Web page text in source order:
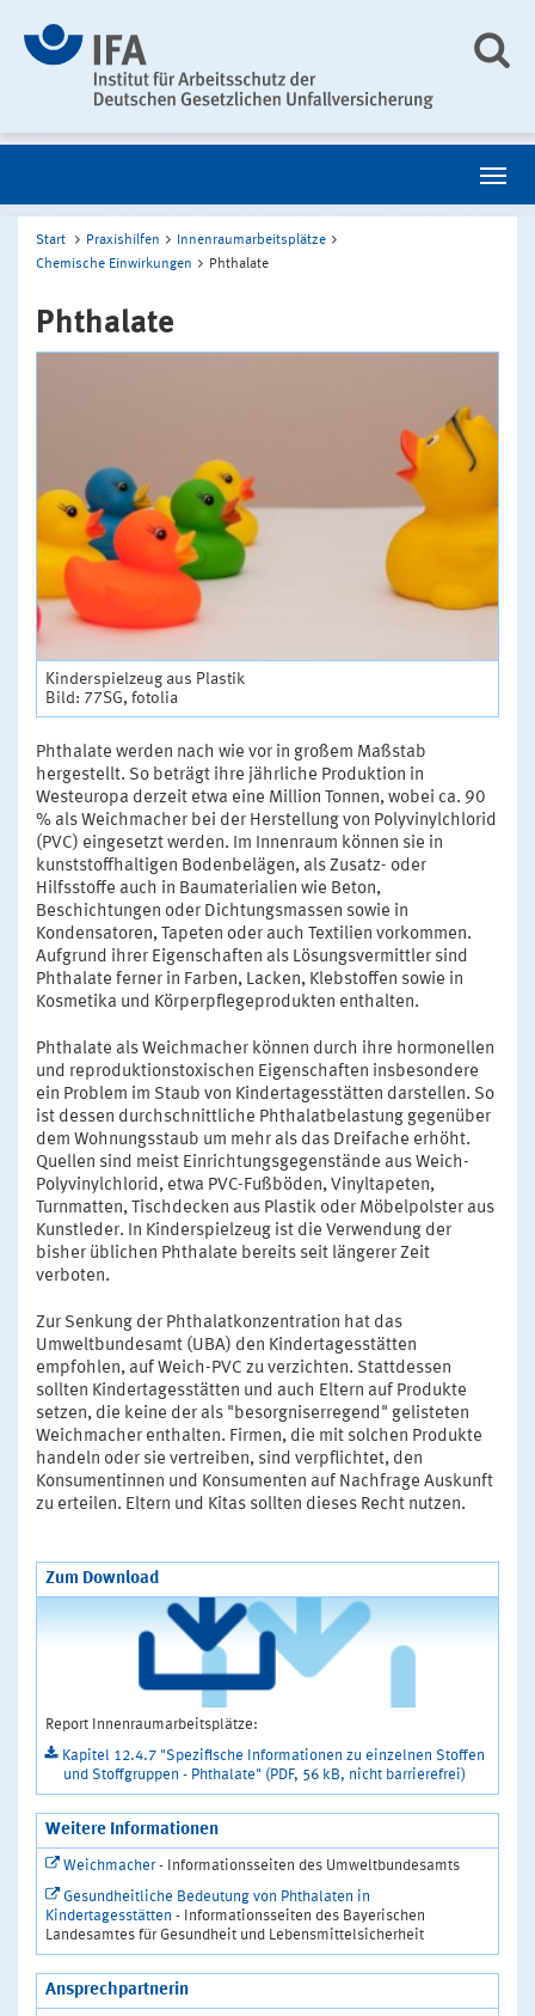
Start Praxishilfen
Innenraumarbeitsplätze
Chemische Einwirkungen
Phthalate
Phthalate
Kinderspielzeug aus Plastik
Bild: 77SG, fotolia
Phthalate werden nach wie vor in großem Maßstab
hergestellt. So beträgt ihre jährliche Produktion in
Westeuropa derzeit etwa eine Million Tonnen, wobei ca. 90
% als Weichmacher bei der Herstellung von Polyvinylchlorid
(PVC) eingesetzt werden. Im Innenraum können sie in
kunststoffhaltigen Bodenbelägen, als Zusatz- oder
Hilfsstoffe auch in Baumaterialien wie Beton,
Beschichtungen oder Dichtungsmassen sowie in
Kondensatoren, Tapeten oder auch Textilien vorkommen.
Aufgrund ihrer Eigenschaften als Lösungsvermittler sind
Phthalate ferner in Farben, Lacken, Klebstoffen sowie in
Kosmetika und Körperpflegeprodukten enthalten.
Phthalate als Weichmacher können durch ihre hormonellen
und reproduktionstoxischen Eigenschaften insbesondere
ein Problem im Staub von Kindertagesstätten darstellen. So
ist dessen durchschnittliche Phthalatbelastung gegenüber
dem Wohnungsstaub um mehr als das Dreifache erhöht.
Quellen sind meist Einrichtungsgegenstände aus Weich-
Polyvinylchlorid, etwa PVC-Fußböden, Vinyltapeten,
Turnmatten, Tischdecken aus Plastik oder Möbelpolster aus
Kunstleder. In Kinderspielzeug ist die Verwendung der
bisher üblichen Phthalate bereits seit längerer Zeit
verboten.
Zur Senkung der Phthalatkonzentration hat das
Umweltbundesamt (UBA) den Kindertagesstätten
empfohlen, auf Weich-PVC zu verzichten. Stattdessen
sollten Kindertagesstätten und auch Eltern auf Produkte
setzen, die keine der als "besorgniserregend" gelisteten
Weichmacher enthalten. Firmen, die mit solchen Produkte
handeln oder sie vertreiben, sind verpflichtet, den
Konsumentinnen und Konsumenten auf Nachfrage Auskunft
zu erteilen. Eltern und Kitas sollten dieses Recht nutzen.
Zum Download
Report Innenraumarbeitsplätze:
Kapitel 12.4.7 "Spezifische Informationen zu einzelnen Stoffen
und Stoffgruppen - Phthalate" (PDF, 56 kB, nicht barrierefrei)
Weitere Informationen
Weichmacher- Informationsseiten des Umweltbundesamts
Gesundheitliche Bedeutung von Phthalaten in
Kindertagesstätten - Informationsseiten des Bayerischen
Landesamtes für Gesundheit und Lebensmittelsicherheit
Ansprechpartnerin